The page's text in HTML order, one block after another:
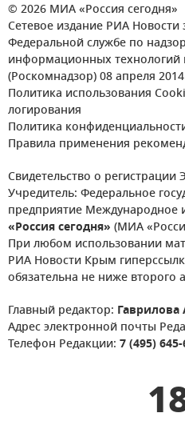
© 2026 МИА «Россия сегодня»
Сетевое издание РИА Новости
Федеральной службе по
информационных
(Роскомнадзор) 08 апреля
Политика использования
логирования
Политика
Правила применения
Свидетельство о
Учредитель: Федеральное
предприятие Международное
«Россия сегодня» (МИА
При любом использовании
РИА Новости Крым
обязательна не ниже второго
Главный редактор: Гаврилова
Адрес электронной почты
Телефон Редакции: 7 (495) 645-